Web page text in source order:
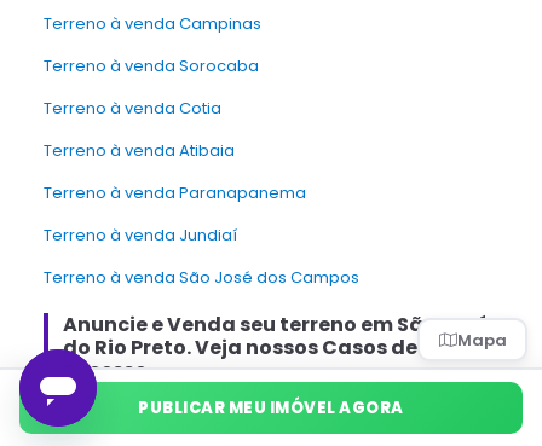
Mapa
Terreno à venda Campinas
Terreno à venda Sorocaba
Terreno à venda Cotia
Terreno à venda Atibaia
Terreno à venda Paranapanema
Terreno à venda Jundiaí
Terreno à venda São José dos Campos
Anuncie e Venda seu terreno emSão José
do Rio Preto. Veja nossos Casos de
Sucesso.
Sem intermediários: Gilberto
PUBLICAR MEU IMÓVEL AGORA